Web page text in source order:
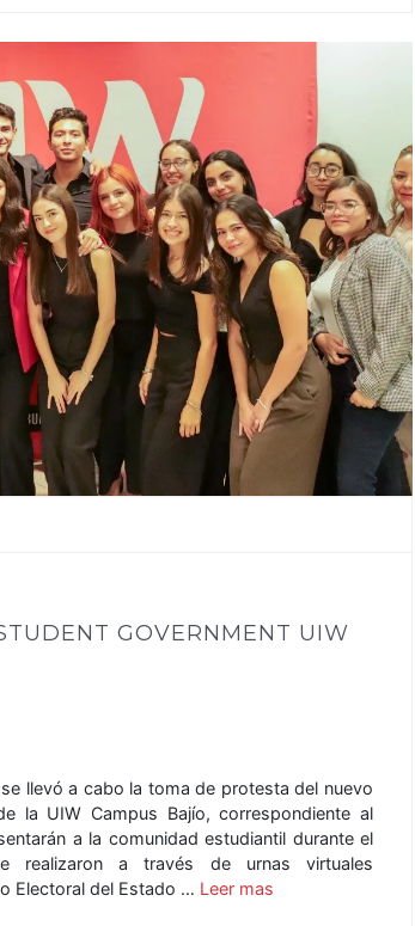
GOVERNMENT UIW
llevó a cabo la toma de protesta del nuevo
la UIW Campus Bajío, correspondiente al
a la comunidad estudiantil durante el
realizaron a través de urnas virtuales
Electoral del Estado … Leer mas